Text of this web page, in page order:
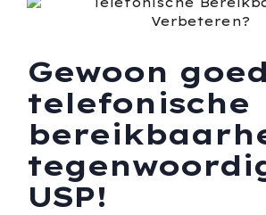
Gewoon
telefonische
USP!